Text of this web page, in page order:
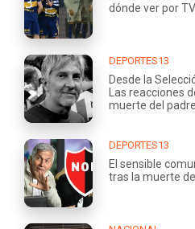
dónde ver por TV
DEPORTES13
Desde la
Las reacciones
muerte del
DEPORTES13
El sensible
tras la muerte